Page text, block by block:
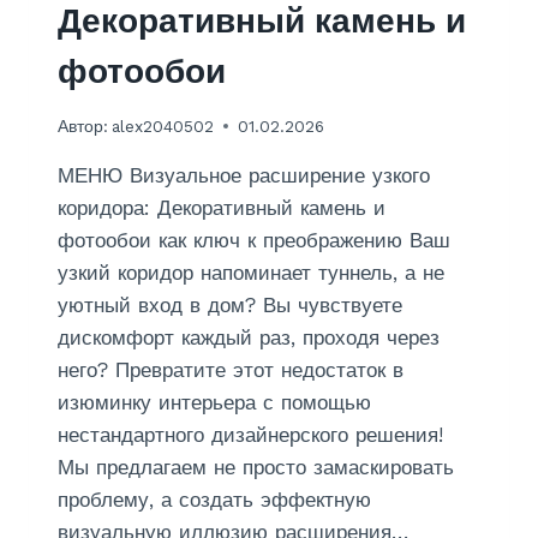
Н
Л
В
Х
Н
Л
И
З
Л
И
Н
О
Й
Декоративный камень и
фотообои
Автор: alex2040502 01.02.2026
МЕНЮ Визуальное расширение узкого
коридора: Декоративный камень и
фотообои как ключ к преображению Ваш
узкий коридор напоминает туннель, а не
уютный вход в дом? Вы чувствуете
дискомфорт каждый раз, проходя через
него? Превратите этот недостаток в
изюминку интерьера с помощью
нестандартного дизайнерского решения!
Мы предлагаем не просто замаскировать
проблему, а создать эффектную
визуальную иллюзию расширения…